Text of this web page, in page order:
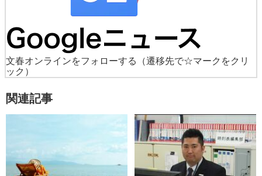
文春オンラインをフォローする
（遷移先で☆マークをクリ
ック）
関連記事